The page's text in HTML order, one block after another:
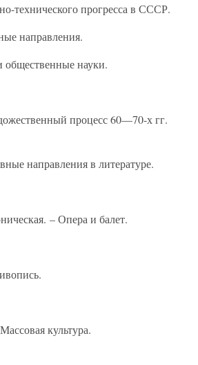
технического прогресса в СССР.
направления.
общественные науки.
процесс 60—70-х гг.
направления в литературе.
– Опера и балет.
культура.